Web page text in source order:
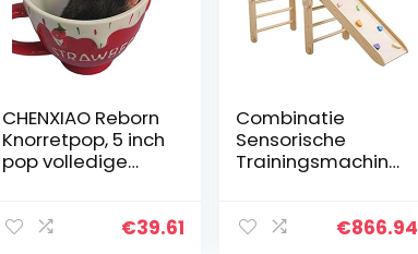
CHENXIAO Reborn
Knorretpop, 5 inch
pop volledige
levensecht
€39.61
Combinatie
Sensorische
Trainingsmachine
Kids
€866.94